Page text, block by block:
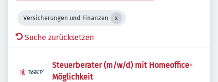
Versicherungen und Finanzen
Suche zurücksetzen
Steuerberater (m/w/d) mit Homeoffice-
Möglichkeit